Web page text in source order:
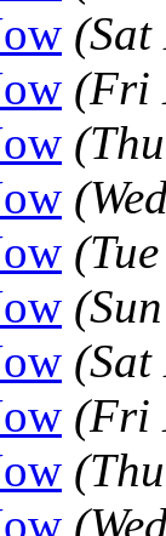
(Fri
(Fri